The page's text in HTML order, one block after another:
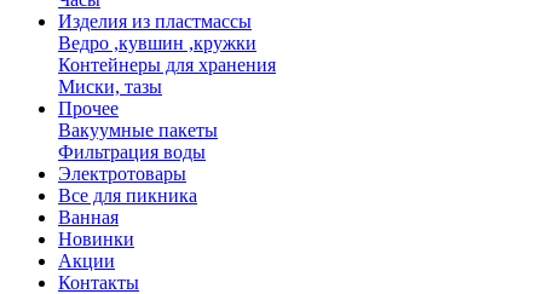
Изделия из пластмассы
Ведро ,кувшин ,кружки
Контейнеры для хранения
Миски, тазы
Прочее
Вакуумные пакеты
Фильтрация воды
Электротовары
Все для пикника
Ванная
Новинки
Акции
Контакты